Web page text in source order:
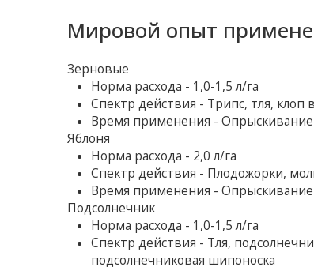
Мировой опыт
Зерновые
Норма расхода - 1,0-1,5 л/га
Спектр действия - Трипс, тля,
Время применения -
Яблоня
Норма расхода - 2,0 л/га
Спектр действия - Плодожорки,
Время применения -
Подсолнечник
Норма расхода - 1,0-1,5 л/га
Спектр действия - Тля,
подсолнечниковая шипоноска